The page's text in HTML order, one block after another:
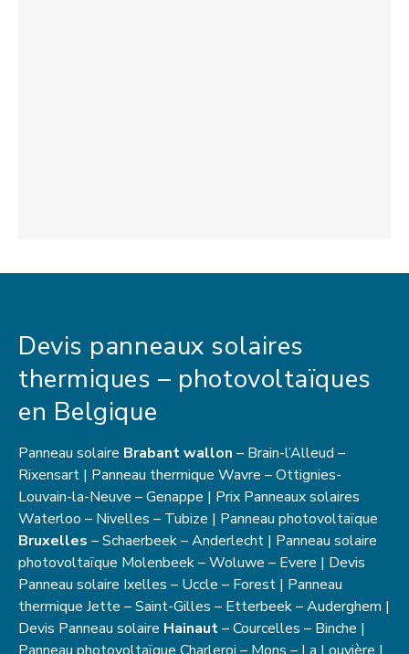
Devis panneaux solaires
thermiques – photovoltaïques
en Belgique
Panneau solaire Brabant wallon – Brain-l’Alleud –
Rixensart | Panneau thermique Wavre – Ottignies-
Louvain-la-Neuve – Genappe | Prix Panneaux solaires
Waterloo – Nivelles – Tubize | Panneau photovoltaïque
Bruxelles – Schaerbeek – Anderlecht | Panneau solaire
photovoltaïque Molenbeek – Woluwe – Evere | Devis
Panneau solaire Ixelles – Uccle – Forest | Panneau
thermique Jette – Saint-Gilles – Etterbeek – Auderghem |
Devis Panneau solaire Hainaut– Courcelles – Binche |